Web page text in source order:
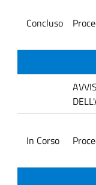
Concluso
In Corso